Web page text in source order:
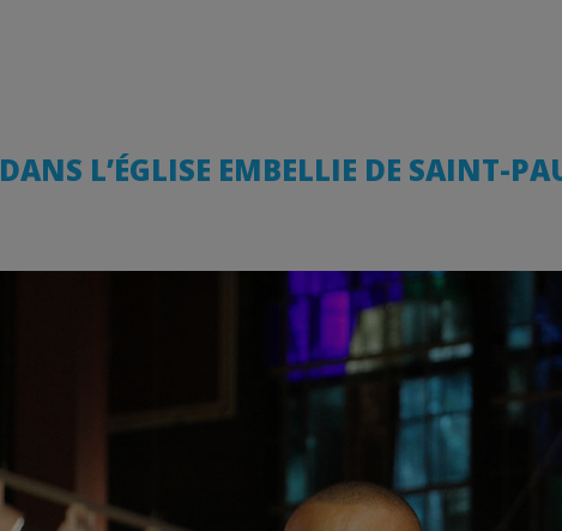
L’ÉGLISE EMBELLIE DE SAINT-